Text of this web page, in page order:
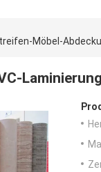
Möbel-